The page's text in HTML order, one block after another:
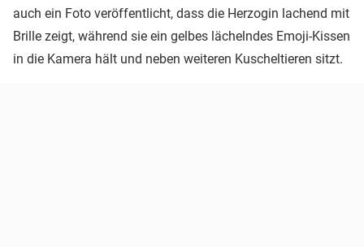
auch ein Foto veröffentlicht, dass die Herzogin lachend mit
Brille zeigt, während sie ein gelbes lächelndes Emoji-Kissen
in die Kamera hält und neben weiteren Kuscheltieren sitzt.